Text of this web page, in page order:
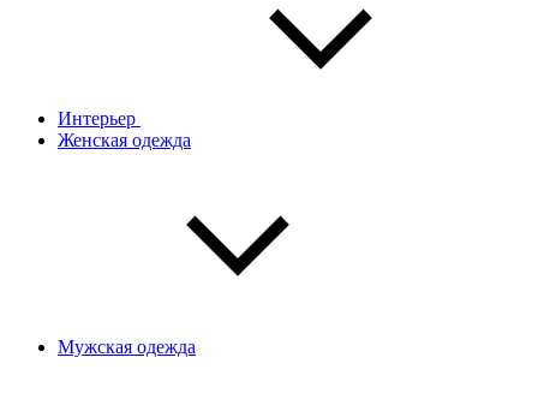
Интерьер
Женская одежда
Мужская одежда